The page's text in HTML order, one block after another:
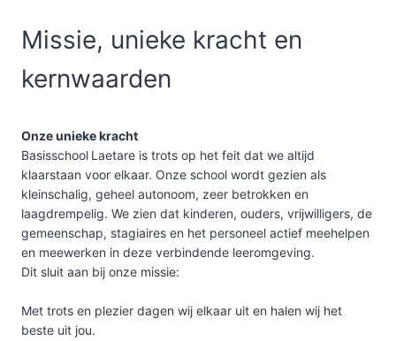
Missie, unieke kracht en
kernwaarden
Onze unieke kracht
Basisschool Laetare is trots op het feit dat we altijd
klaarstaan voor elkaar. Onze school wordt gezien als
kleinschalig, geheel autonoom, zeer betrokken en
laagdrempelig. We zien dat kinderen, ouders, vrijwilligers, de
gemeenschap, stagiaires en het personeel actief meehelpen
en meewerken in deze verbindende leeromgeving.
Dit sluit aan bij onze missie:
Met trots en plezier dagen wij elkaar uit en halen wij het
beste uit jou.